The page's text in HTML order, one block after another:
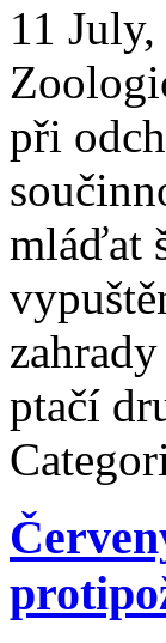
11
při
mláďat
ptačí